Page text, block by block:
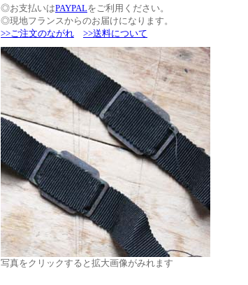
◎お支払いはPAYPALをご利用ください。
◎現地フランスからのお届けになります。
>>ご注文のながれ
>>送料について
写真をクリックすると拡大画像がみれます